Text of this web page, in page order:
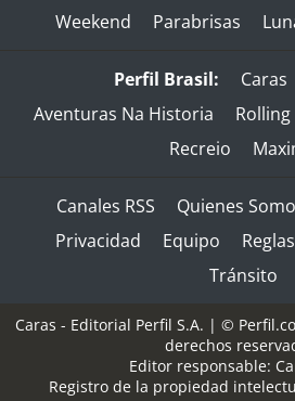
Weekend
Parabrisas
Perfil Brasil: Caras
Aventuras Na Historia
Recreio
Canales RSS Quienes
Privacidad
Equipo
Tránsito
Caras - Editorial Perfil S.A. | ©
derechos
Editor responsable:
Registro de la propiedad